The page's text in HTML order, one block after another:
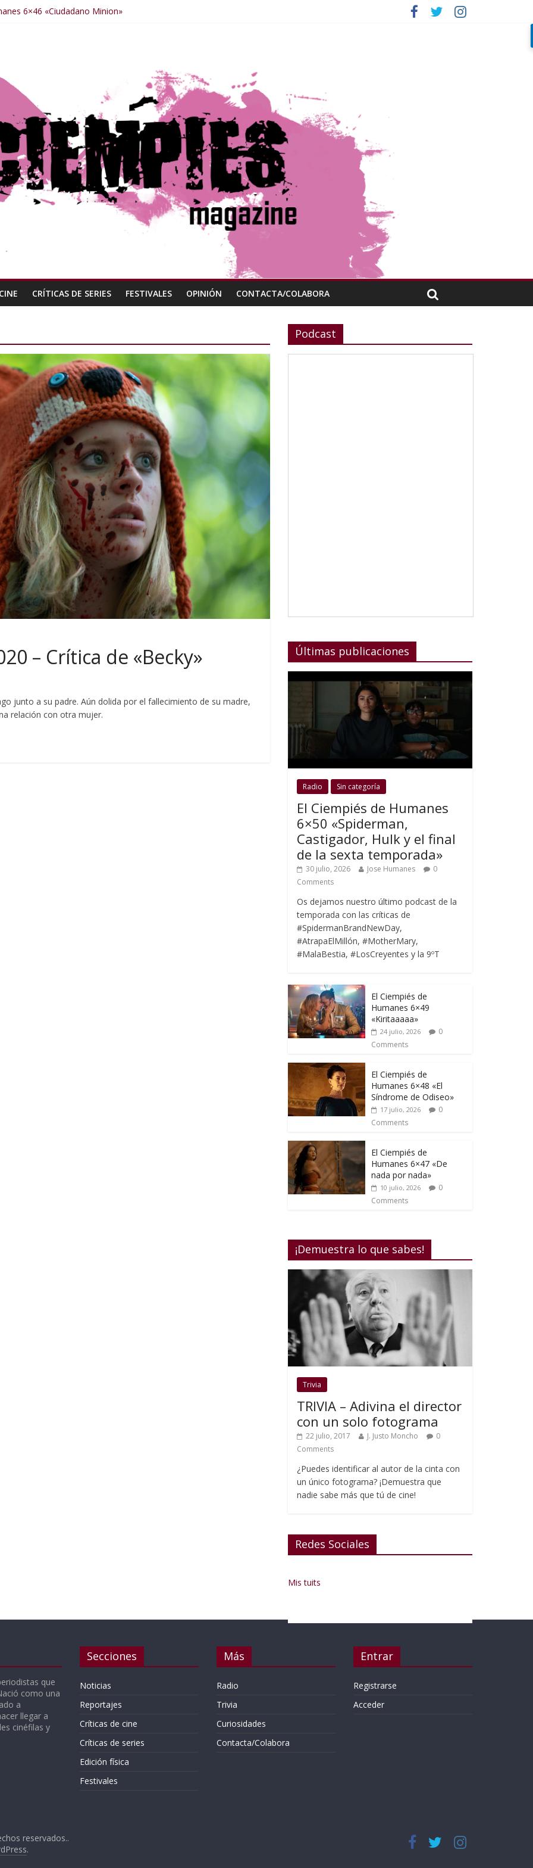
6×46 «Ciudadano Minion»
6×47 «De nada por nada»
CRÍTICAS DE SERIES FESTIVALES OPINIÓN CONTACTA/COLABORA
– Crítica de «Becky»
junto a su padre. Aún dolida por el fallecimiento de su madre,
relación con otra mujer.
Podcast
Últimas publicaciones
Radio Sin categoría
El Ciempiés de Humanes
6×50 «Spiderman,
Castigador, Hulk y el final
de la sexta temporada»
30 julio, 2026 Jose Humanes
0
Comments
Os dejamos nuestro último podcast de la
temporada con las críticas de
#SpidermanBrandNewDay,
#AtrapaElMillón, #MotherMary,
#MalaBestia, #LosCreyentes y la 9ºT
El Ciempiés de
Humanes 6×49
«Kiritaaaaa»
24 julio, 2026
0
Comments
El Ciempiés de
Humanes 6×48 «El
Síndrome de Odiseo»
17 julio, 2026
0
Comments
El Ciempiés de
Humanes 6×47 «De
nada por nada»
10 julio, 2026
0
Comments
¡Demuestra lo que sabes!
Trivia
TRIVIA – Adivina el director
con un solo fotograma
22 julio, 2017 J. Justo Moncho
0
Comments
¿Puedes identificar al autor de la cinta con
un único fotograma? ¡Demuestra que
nadie sabe más que tú de cine!
Redes Sociales
Mis tuits
que
como una
a
llegar a
cinéfilas y
Secciones
Noticias
Reportajes
Críticas de cine
Críticas de series
Edición física
Festivales
Más
Radio
Trivia
Curiosidades
Contacta/Colabora
Entrar
Registrarse
Acceder
reservados..
.